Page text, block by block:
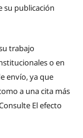
su publicación
trabajo
o en
envío, ya que
a una cita más
El efecto